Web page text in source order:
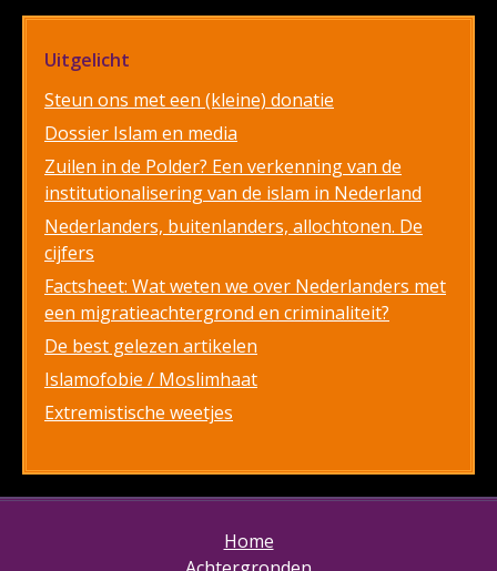
Uitgelicht
Steun ons met een (kleine) donatie
Dossier Islam en media
Zuilen in de Polder? Een verkenning van de
institutionalisering van de islam in Nederland
Nederlanders, buitenlanders, allochtonen. De
cijfers
Factsheet: Wat weten we over Nederlanders met
een migratieachtergrond en criminaliteit?
De best gelezen artikelen
Islamofobie / Moslimhaat
Extremistische weetjes
Home